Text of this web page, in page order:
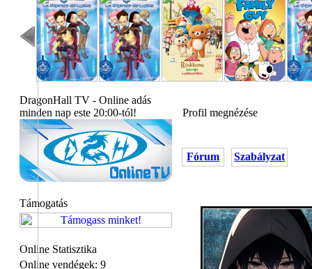
DragonHall TV - Online adás
minden nap este 20:00-tól!
Támogatás
Online Statisztika
Online vendégek: 9
Profil megnézése
Fórum Szabályzat